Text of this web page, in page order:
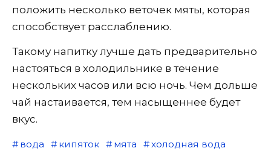
положить несколько веточек мяты, которая
способствует расслаблению.
Такому напитку лучше дать предварительно
настояться в холодильнике в течение
нескольких часов или всю ночь. Чем дольше
чай настаивается, тем насыщеннее будет
вкус.
вода кипяток мята
холодная вода